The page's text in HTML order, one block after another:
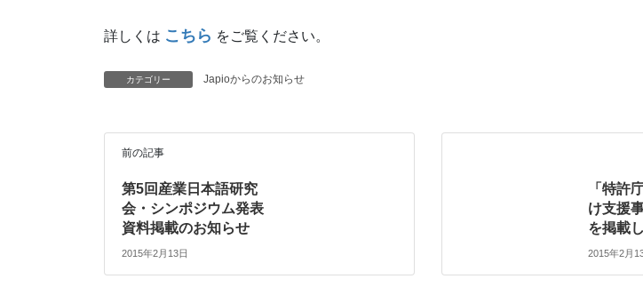
詳しくは こちら をご覧ください。
カテゴリー Japioからのお知らせ
前の記事
第5回産業日本語研究
会・シンポジウム発表
資料掲載のお知らせ
2015年2月13日
「特許
け支援
を掲載
2015年2月